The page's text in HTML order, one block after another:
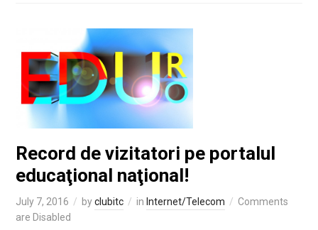
Record de vizitatori pe portalul
educaţional naţional!
July 7, 2016 byclubitc in Internet/Telecom
Comments
are Disabled